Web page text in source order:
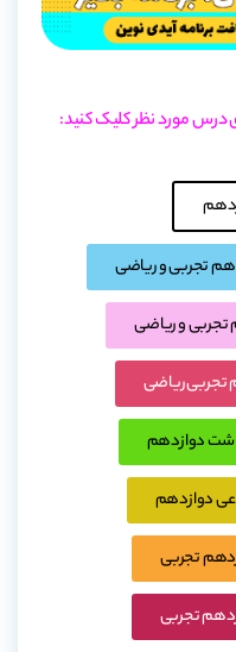
درس مورد نظر کلیک کنید:
تجربی و ریاضی
تجربی و ریاضی
تجربی ریاضی
دوازدهم
دوازدهم
تجربی
تجربی